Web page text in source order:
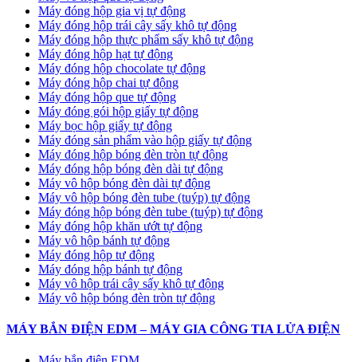
Máy đóng hộp gia vị tự động
Máy đóng hộp trái cây sấy khô tự động
Máy đóng hộp thực phẩm sấy khô tự động
Máy đóng hộp hạt tự động
Máy đóng hộp chocolate tự động
Máy đóng hộp chai tự động
Máy đóng hộp que tự động
Máy đóng gói hộp giấy tự động
Máy bọc hộp giấy tự động
Máy đóng sản phẩm vào hộp giấy tự động
Máy đóng hộp bóng đèn tròn tự động
Máy đóng hộp bóng đèn dài tự động
Máy vô hộp bóng đèn dài tự động
Máy vô hộp bóng đèn tube (tuýp) tự động
Máy đóng hộp bóng đèn tube (tuýp) tự động
Máy đóng hộp khăn ướt tự động
Máy vô hộp bánh tự động
Máy đóng hộp tự động
Máy đóng hộp bánh tự động
Máy vô hộp trái cây sấy khô tự động
Máy vô hộp bóng đèn tròn tự động
MÁY BẮN ĐIỆN EDM – MÁY GIA CÔNG TIA LỬA ĐIỆN